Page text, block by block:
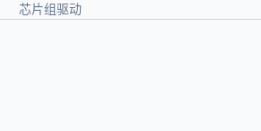
芯片组驱动